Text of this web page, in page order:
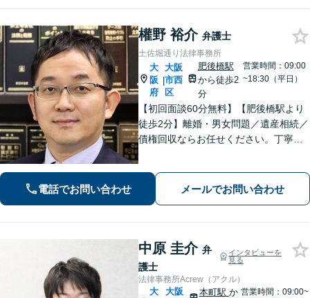
權野 裕介 弁護士
土佐堀通り法律事務所
大
阪
府
|
大阪
市西
区
肥後橋駅
から徒歩2
分
営業時間：09:00
~18:30（平日）
【初回面談60分無料】【肥後橋駅より
徒歩2分】離婚・男女問題／遺産相続／
債権回収ならお任せください。丁寧な
の対応経験が豊富です。【夜間対応
可】【弁護士歴10年以上】
電話でお問い合わせ メールでお問い合わせ
中原 圭介 弁
護士
インタビューを
見る
法律事務所Acrew（アクル）
大
大阪
本町駅 か 営業時間：09:00~